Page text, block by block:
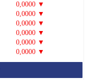
0,0000 ▼
0,0000 ▼
0,0000 ▼
0,0000 ▼
0,0000 ▼
0,0000 ▼